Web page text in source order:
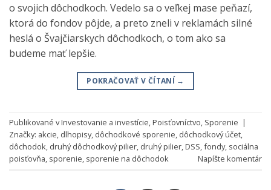
o svojich dôchodkoch. Vedelo sa o veľkej mase peňazí,
ktorá do fondov pôjde, a preto zneli v reklamách silné
heslá o Švajčiarskych dôchodkoch, o tom ako sa
budeme mať lepšie.
POKRAČOVAŤ V ČÍTANÍ →
Publikované vInvestovanie a investície,Poisťovníctvo, Sporenie |
Značky: akcie, dlhopisy, dôchodkové sporenie, dôchodkový účet,
dôchodok, druhý dôchodkový pilier, druhý pilier,DSS,fondy, sociálna
poisťovňa, sporenie, sporenie na dôchodok Napíšte komentár